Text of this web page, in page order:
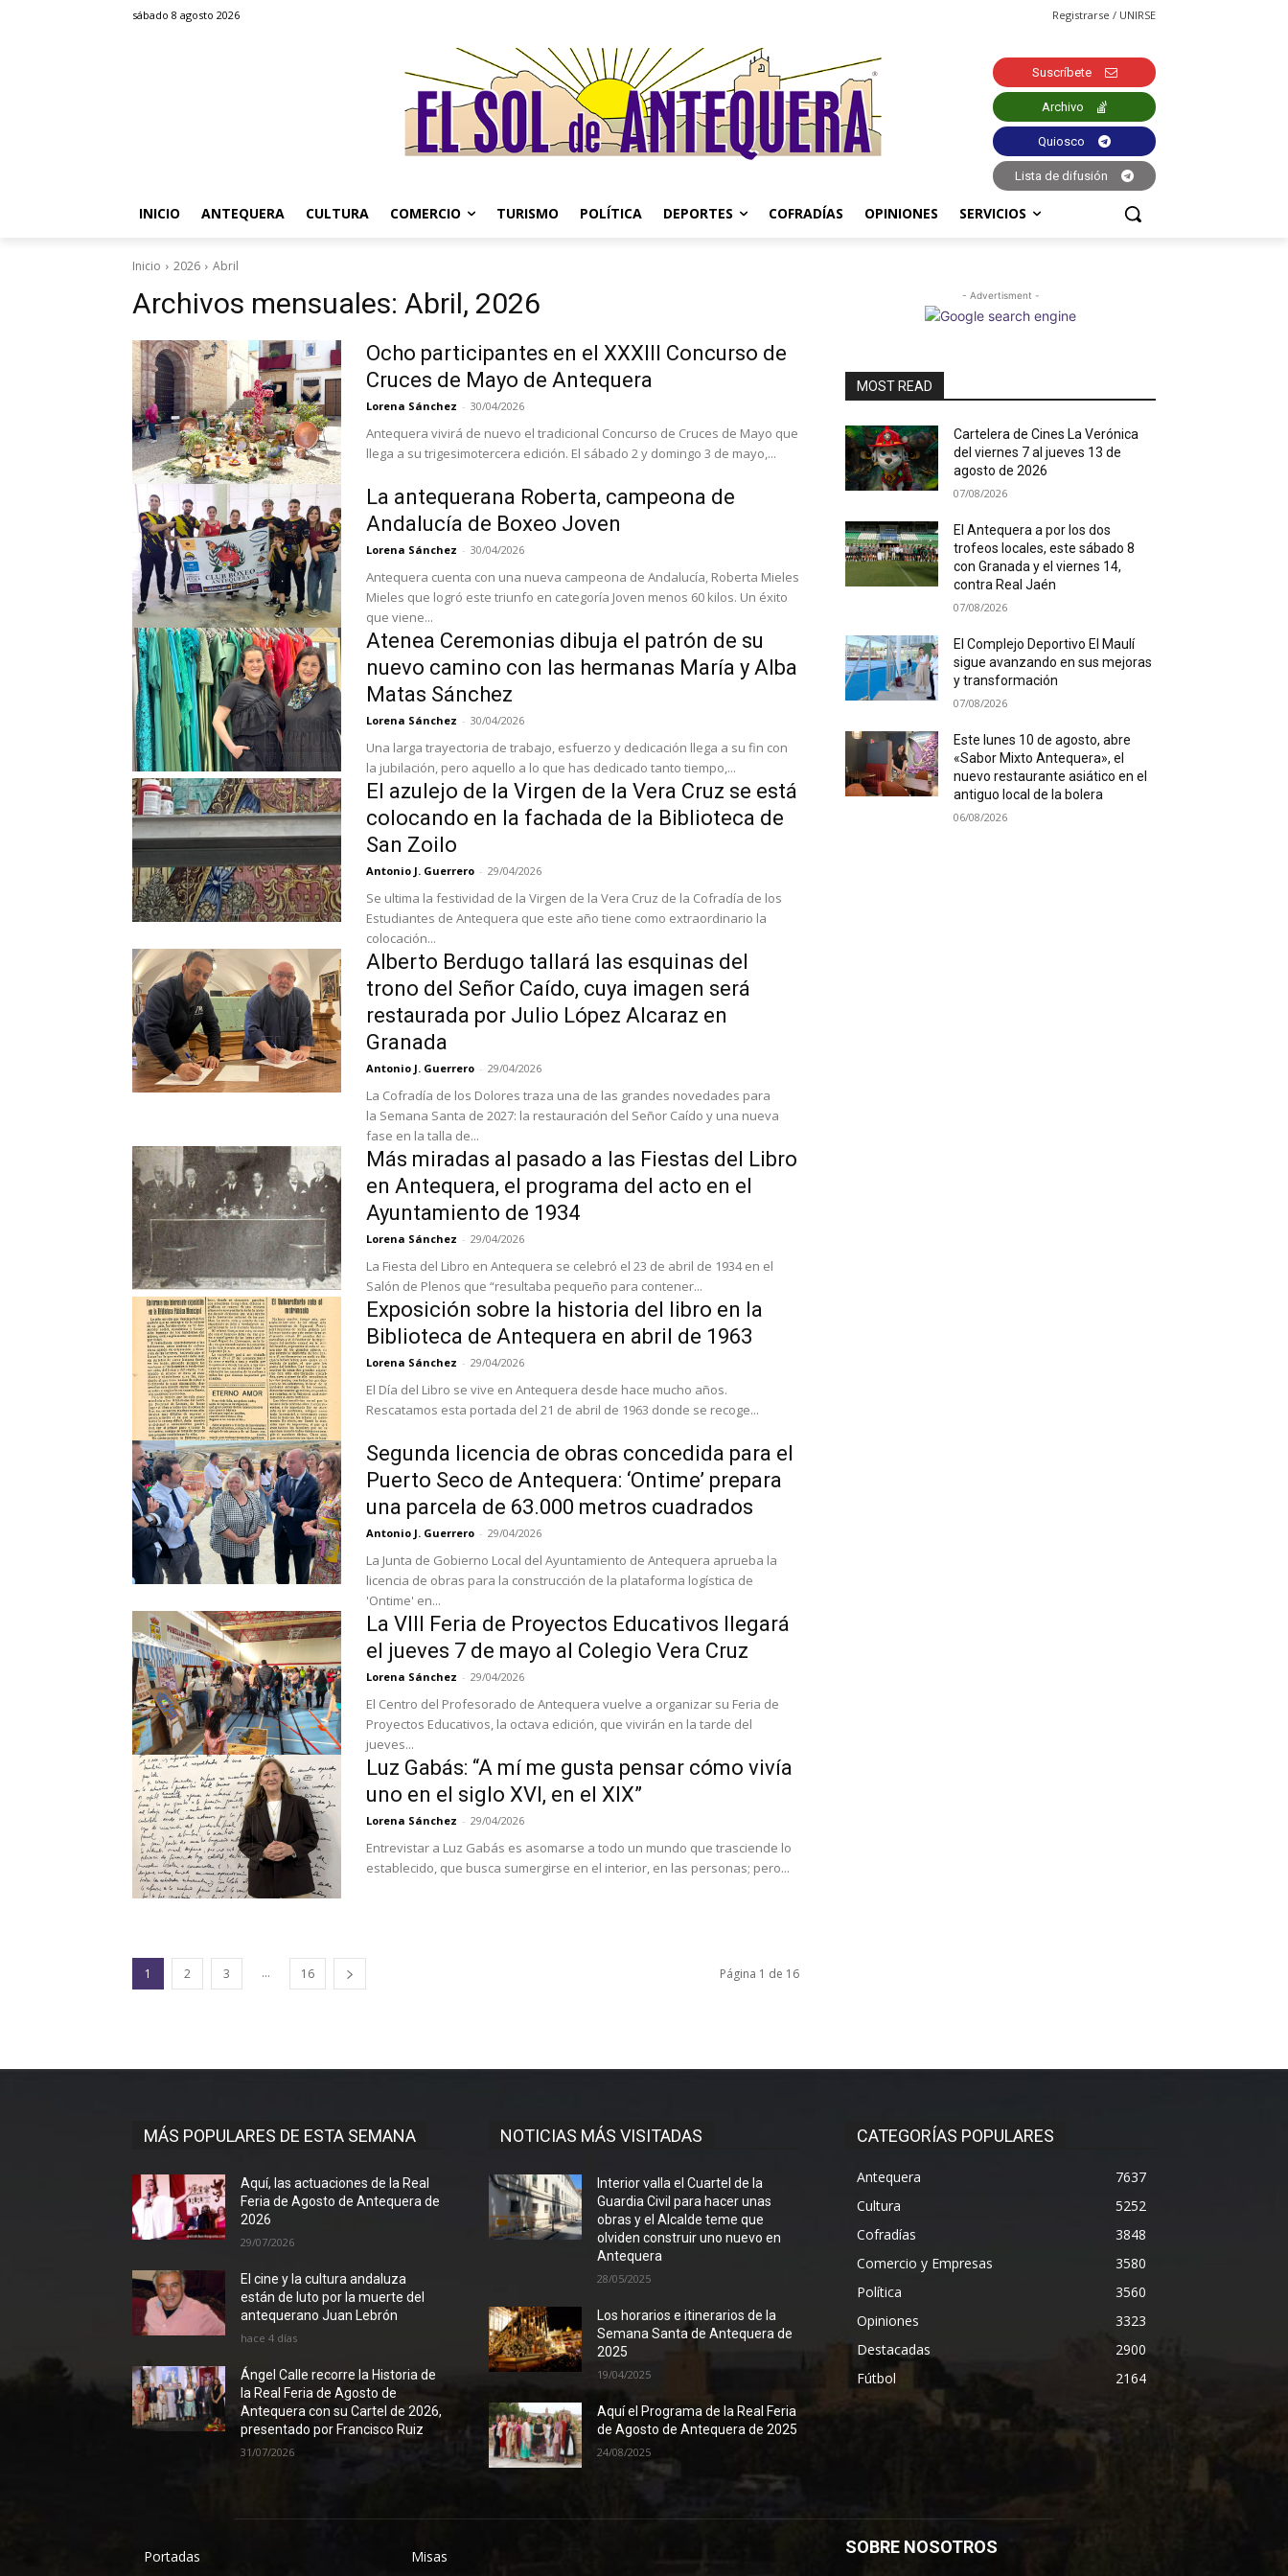
sábado 8 agosto 2026 Registrarse / UNIRSE
Suscríbete
Archivo
Quiosco
Lista de difusión
INICIO ANTEQUERA CULTURA COMERCIO TURISMO POLÍTICA DEPORTES COFRADÍAS OPINIONES SERVICIOS
Inicio 2026 Abril
Archivos mensuales: Abril, 2026
Ocho participantes en el XXXIII Concurso de
Cruces de Mayo de Antequera
Lorena Sánchez - 30/04/2026
Antequera vivirá de nuevo el tradicional Concurso de Cruces de Mayo que
llega a su trigesimotercera edición. El sábado 2 y domingo 3 de mayo,...
La antequerana Roberta, campeona de
Andalucía de Boxeo Joven
Lorena Sánchez - 30/04/2026
Antequera cuenta con una nueva campeona de Andalucía, Roberta Mieles
Mieles que logró este triunfo en categoría Joven menos 60 kilos. Un éxito
que viene...
Atenea Ceremonias dibuja el patrón de su
nuevo camino con las hermanas María y Alba
Matas Sánchez
Lorena Sánchez - 30/04/2026
Una larga trayectoria de trabajo, esfuerzo y dedicación llega a su fin con
la jubilación, pero aquello a lo que has dedicado tanto tiempo,...
El azulejo de la Virgen de la Vera Cruz se está
colocando en la fachada de la Biblioteca de
San Zoilo
Antonio J. Guerrero - 29/04/2026
Se ultima la festividad de la Virgen de la Vera Cruz de la Cofradía de los
Estudiantes de Antequera que este año tiene como extraordinario la
colocación...
Alberto Berdugo tallará las esquinas del
trono del Señor Caído, cuya imagen será
restaurada por Julio López Alcaraz en
Granada
Antonio J. Guerrero - 29/04/2026
La Cofradía de los Dolores traza una de las grandes novedades para
la Semana Santa de 2027: la restauración del Señor Caído y una nueva
fase en la talla de...
Más miradas al pasado a las Fiestas del Libro
en Antequera, el programa del acto en el
Ayuntamiento de 1934
Lorena Sánchez - 29/04/2026
La Fiesta del Libro en Antequera se celebró el 23 de abril de 1934 en el
Salón de Plenos que “resultaba pequeño para contener...
Exposición sobre la historia del libro en la
Biblioteca de Antequera en abril de 1963
Lorena Sánchez - 29/04/2026
El Día del Libro se vive en Antequera desde hace mucho años.
Rescatamos esta portada del 21 de abril de 1963 donde se recoge...
Segunda licencia de obras concedida para el
Puerto Seco de Antequera: ‘Ontime’ prepara
una parcela de 63.000 metros cuadrados
Antonio J. Guerrero - 29/04/2026
La Junta de Gobierno Local del Ayuntamiento de Antequera aprueba la
licencia de obras para la construcción de la plataforma logística de
'Ontime' en...
La VIII Feria de Proyectos Educativos llegará
el jueves 7 de mayo al Colegio Vera Cruz
Lorena Sánchez - 29/04/2026
El Centro del Profesorado de Antequera vuelve a organizar su Feria de
Proyectos Educativos, la octava edición, que vivirán en la tarde del
jueves...
Luz Gabás: “A mí me gusta pensar cómo vivía
uno en el siglo XVI, en el XIX”
Lorena Sánchez - 29/04/2026
Entrevistar a Luz Gabás es asomarse a todo un mundo que trasciende lo
establecido, que busca sumergirse en el interior, en las personas; pero...
1 2 3 ... 16 Página 1 de 16
- Advertisment -
MOST READ
Cartelera de Cines La Verónica
del viernes 7 al jueves 13 de
agosto de 2026
07/08/2026
El Antequera a por los dos
trofeos locales, este sábado 8
con Granada y el viernes 14,
contra Real Jaén
07/08/2026
El Complejo Deportivo El Maulí
sigue avanzando en sus mejoras
y transformación
07/08/2026
Este lunes 10 de agosto, abre
«Sabor Mixto Antequera», el
nuevo restaurante asiático en el
antiguo local de la bolera
06/08/2026
MÁS POPULARES DE ESTA SEMANA
Aquí, las actuaciones de la Real
Feria de Agosto de Antequera de
2026
29/07/2026
El cine y la cultura andaluza
están de luto por la muerte del
antequerano Juan Lebrón
hace 4 días
Ángel Calle recorre la Historia de
la Real Feria de Agosto de
Antequera con su Cartel de 2026,
presentado por Francisco Ruiz
31/07/2026
NOTICIAS MÁS VISITADAS
Interior valla el Cuartel de la
Guardia Civil para hacer unas
obras y el Alcalde teme que
olviden construir uno nuevo en
Antequera
28/05/2025
Los horarios e itinerarios de la
Semana Santa de Antequera de
2025
19/04/2025
Aquí el Programa de la Real Feria
de Agosto de Antequera de 2025
24/08/2025
CATEGORÍAS POPULARES
Antequera
7637
Cultura
5252
Cofradías
3848
Comercio y Empresas
3580
Política
3560
Opiniones
3323
Destacadas
2900
Fútbol
2164
Portadas Misas SOBRE NOSOTROS